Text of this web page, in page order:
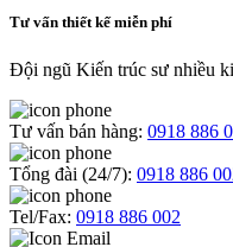
Tư vấn thiết kế miễn phí
Đội ngũ Kiến trúc sư nhiều
Tư vấn bán hàng: 0918 886
Tổng đài (24/7): 0918 886
Tel/Fax: 0918 886 002